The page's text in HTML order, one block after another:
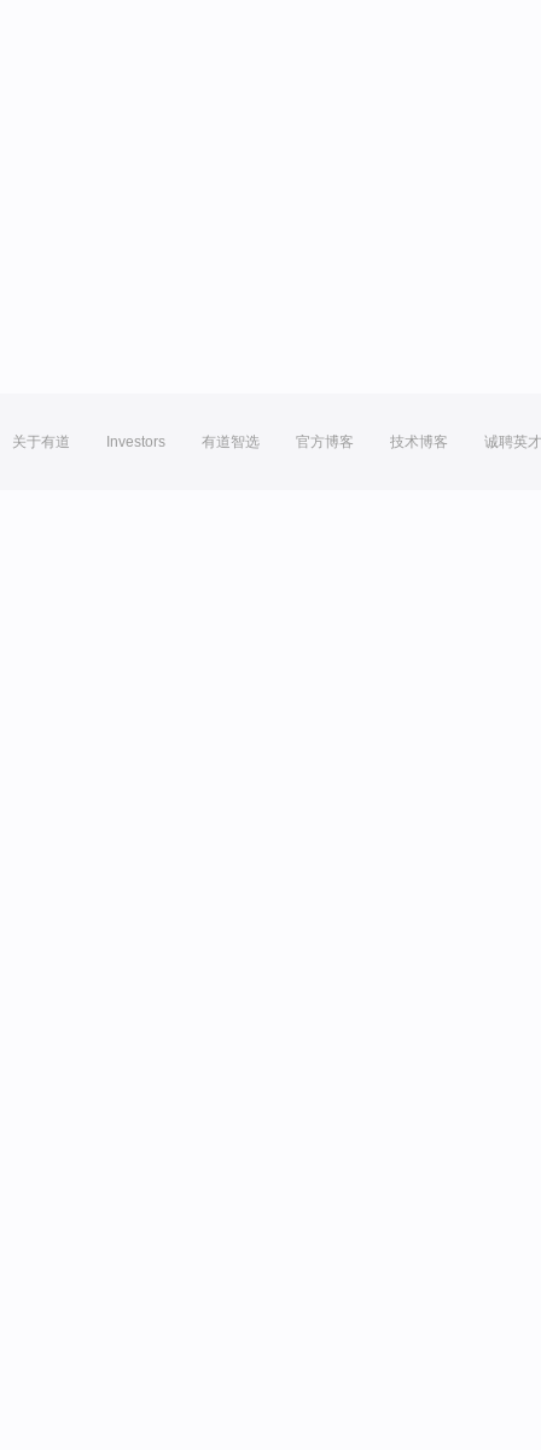
关于有道 Investors 有道智选 官方博客 技术博客 诚聘英才